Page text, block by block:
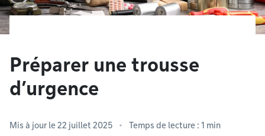
Préparer une trousse
d’urgence
Mis à jour le 22 juillet 2025 Temps de lecture : 1 min